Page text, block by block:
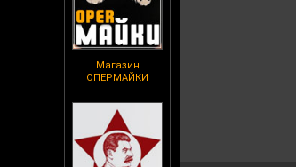
Магазин
ОПЕРМАЙКИ